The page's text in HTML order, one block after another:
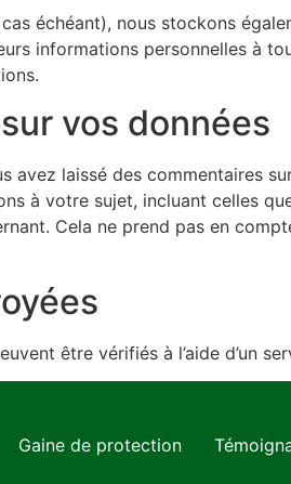
échéant), nous stockons
informations personnelles à
vos données
avez laissé des commentaires
à votre sujet, incluant celles
Cela ne prend pas en
être vérifiés à l’aide d’un
Gaine de protection